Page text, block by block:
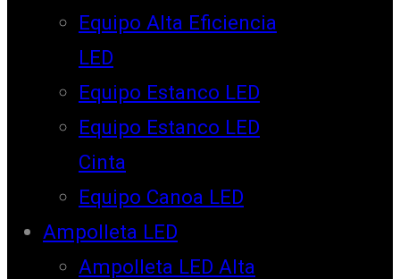
Equipo Alta Eficiencia
LED
Equipo Estanco LED
Equipo Estanco LED
Cinta
Equipo Canoa LED
Ampolleta LED
Ampolleta LED Alta